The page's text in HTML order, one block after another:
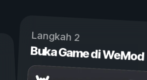
Langkah 2
Buka Game di WeMod